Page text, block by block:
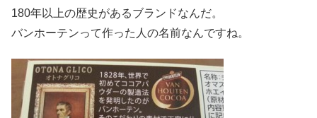
180年以上の歴史があるブランドなんだ。
バンホーテンって作った人の名前なんですね。